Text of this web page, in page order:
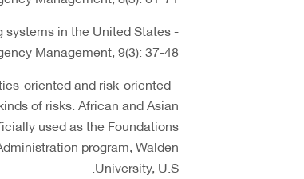
systems in the United States
Management, 9(3): 37-48.
oriented and risk-oriented
of risks. African and Asian
used as the Foundations
program, Walden
University, U.S.